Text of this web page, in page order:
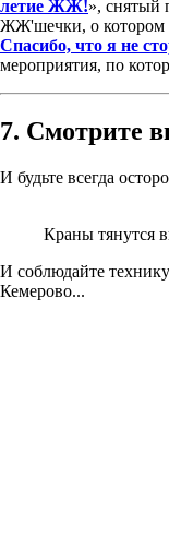
летие ЖЖ!», снятый
ЖЖ'шечки, о котором
Спасибо, что я не
мероприятия, по
7. Смотрите
И будьте всегда
Краны тянутся
И соблюдайте
Кемерово...